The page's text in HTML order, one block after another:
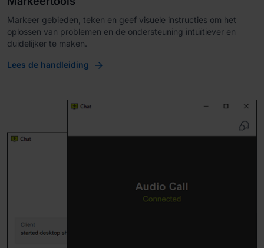
Markeer gebieden, teken en geef visuele instructies om het
oplossen van problemen en de ondersteuning intuïtiever en
duidelijker te maken.
Lees de handleiding